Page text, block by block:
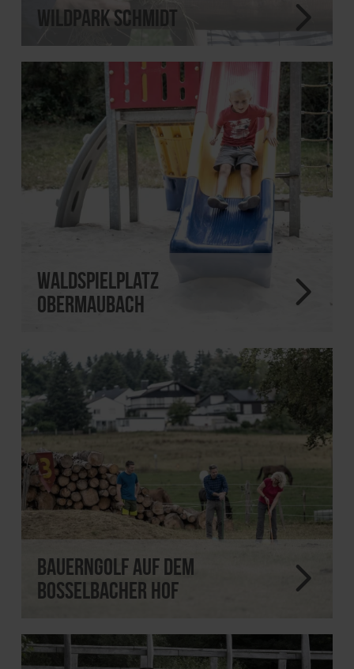
Wildpark Schmidt
Waldspielplatz
Obermaubach
Bauerngolf auf dem
Bosselbacher Hof